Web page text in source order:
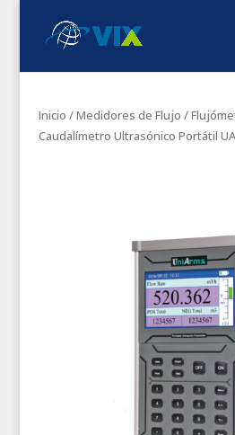
Inicio /Medidores de Flujo /
Caudalímetro Ultrasónico Portátil